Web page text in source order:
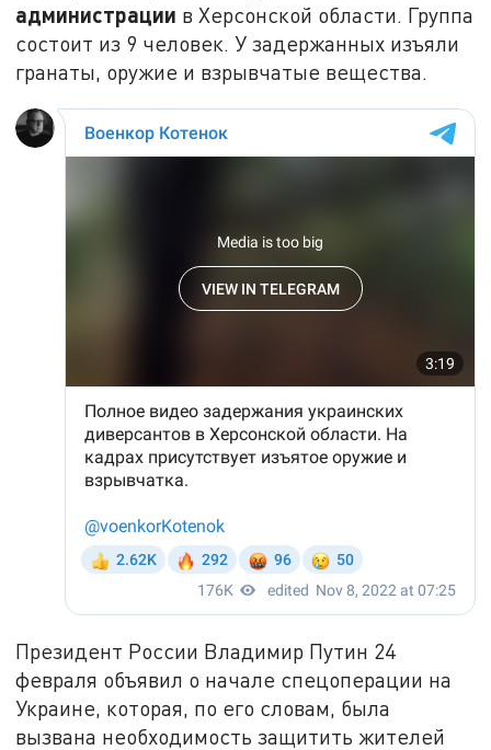
администрации в Херсонской области. Группа
состоит из 9 человек. У задержанных изъяли
гранаты, оружие и взрывчатые вещества.
Президент России Владимир Путин 24
февраля объявил о начале спецоперации на
Украине, которая, по его словам, была
вызвана необходимость защитить жителей